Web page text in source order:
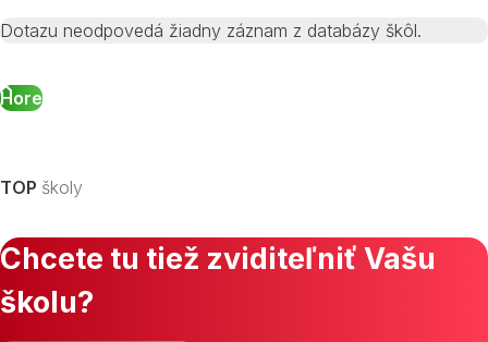
Dotazu neodpovedá žiadny záznam z databázy škôl.
Hore
TOP školy
Chcete tu tiež zviditeľniť Vašu
školu?